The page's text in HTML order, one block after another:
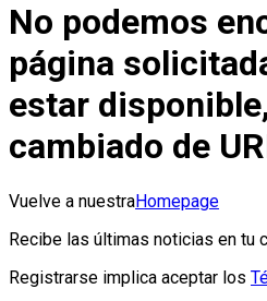
No podemos
página
estar
cambiado de
Vuelve a nuestraHomepage
Recibe las últimas noticias en tu
Registrarse implica aceptar los